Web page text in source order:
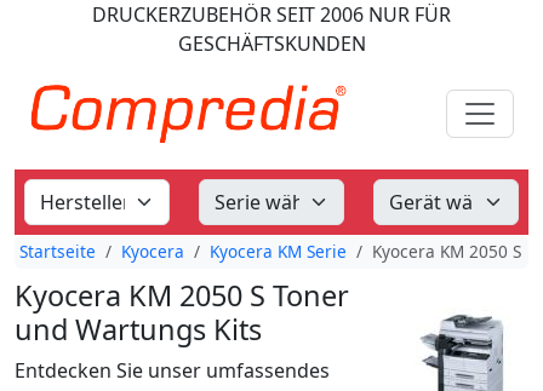
DRUCKERZUBEHÖRSEIT 2006 NUR FÜR
GESCHÄFTSKUNDEN
Startseite Kyocera Kyocera KM Serie Kyocera KM 2050 S
Kyocera KM 2050 S Toner
und Wartungs Kits
Entdecken Sie unser umfassendes